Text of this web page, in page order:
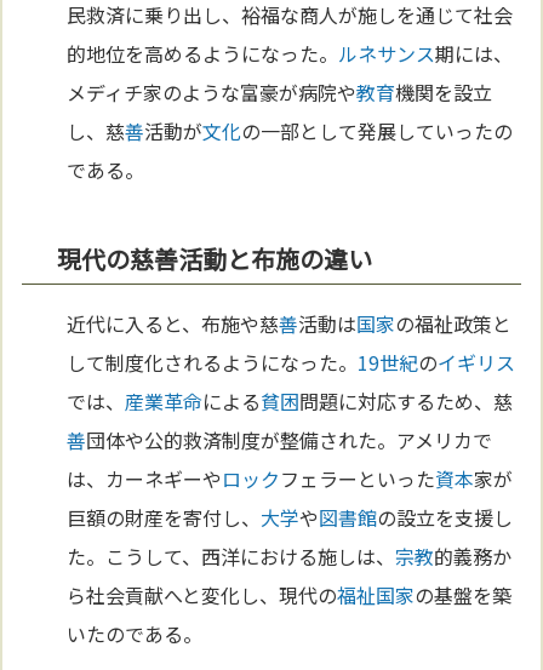
民救済に乗り出し、裕福な商人が施しを通じて社会
的地位を高めるようになった。 ルネサンス期には、
メディチ家のような富豪が病院や教育機関を設立
し、慈善活動が文化の一部として発展していったの
である。
現代の慈善活動と布施の違い
近代に入ると、布施や慈善活動は国家の福祉政策と
して制度化されるようになった。 19世紀のイギリス
では、 産業革命による貧困問題に対応するため、慈
善団体や公的救済制度が整備された。アメリカで
は、カーネギーやロックフェラーといった資本家が
巨額の財産を寄付し、 大学や図書館の設立を支援し
た。こうして、西洋における施しは、 宗教的義務か
ら社会貢献へと変化し、現代の福祉国家の基盤を築
いたのである。